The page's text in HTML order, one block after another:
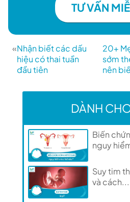
TƯ VẤN
«Nhận biết các dấu
hiệu có thai tuần
đầu tiên
20+
sớm
nên
DÀNH
Biến
nguy
Suy tim
và cách...